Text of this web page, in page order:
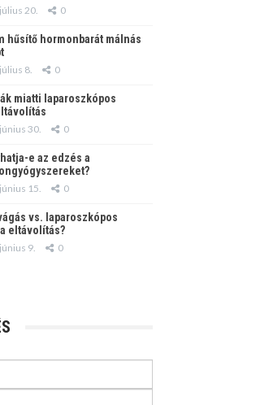
20. 0
hűsítő hormonbarát málnás
8. 0
miatti laparoszkópos
30. 0
e az edzés a
15. 0
vs. laparoszkópos
eltávolítás?
9. 0